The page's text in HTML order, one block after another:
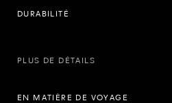
DURABILITÉ
PLUS DE DÉTAILS
EN MATIÈRE DE VOYAGE